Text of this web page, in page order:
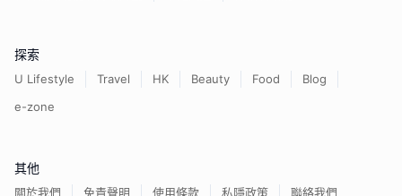
探索
U Lifestyle Travel HK Beauty Food
Blog
e-zone
其他
關於我們 免責聲明 使用條款 私隱政策 聯絡我們